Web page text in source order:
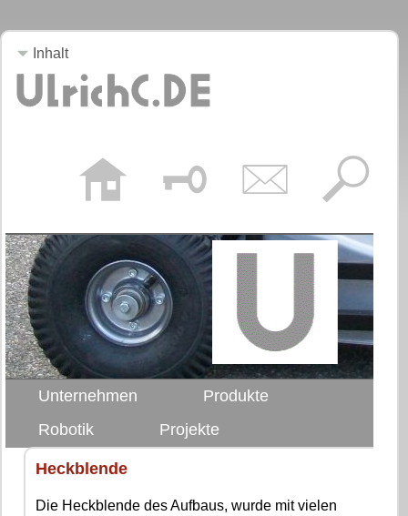
Inhalt
Unternehmen
Produkte
Robotik
Projekte
Heckblende
Die Heckblende des Aufbaus, wurde mit vielen